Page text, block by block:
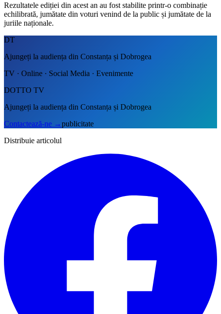
Rezultatele ediției din acest an au fost stabilite printr-o combinație
echilibrată, jumătate din voturi venind de la public și jumătate de la
juriile naționale.
DT
Ajungeți la audiența din Constanța și Dobrogea
TV · Online · Social Media · Evenimente
DOTTO TV
Ajungeți la audiența din Constanța și Dobrogea
Contactează-ne →publicitate
Distribuie articolul